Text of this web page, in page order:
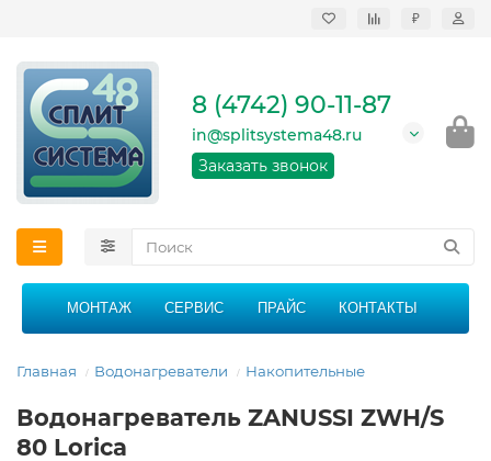
₽
кондиционеров в
области
График работы: 9:00 -
21:00 без перерыва и
8 (4742) 90-11-87
in@splitsystema48.ru
Заказать звонок
МОНТАЖ СЕРВИС ПРАЙС КОНТАКТЫ
Главная Водонагреватели Накопительные
Водонагреватель ZANUSSI ZWH/S
80 Lorica